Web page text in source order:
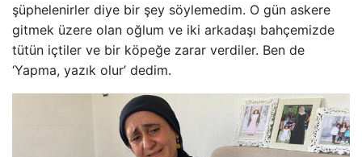
şüphelenirler diye bir şey söylemedim. O gün askere
gitmek üzere olan oğlum ve iki arkadaşı bahçemizde
tütün içtiler ve bir köpeğe zarar verdiler. Ben de
‘Yapma, yazık olur’ dedim.